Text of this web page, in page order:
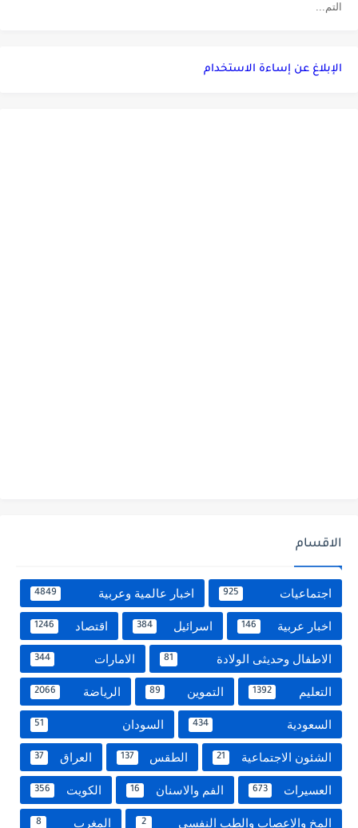
التم...
الإبلاغ عن إساءة الاستخدام
الاقسام
اجتماعيات 925 اخبار عالمية وعربية 4849
اخبار عربية 146 اسرائيل 384 اقتصاد 1246
الاطفال وحديثى الولادة 81 الامارات 344
التعليم 1392 التموين 89 الرياضة 2066
السعودية 434 السودان 51
الشئون الاجتماعية 21 الطقس 137 العراق 37
العسيرات 673 الفم والاسنان 16 الكويت 356
المخ والاعصاب والطب النفسي 2 المغرب 8